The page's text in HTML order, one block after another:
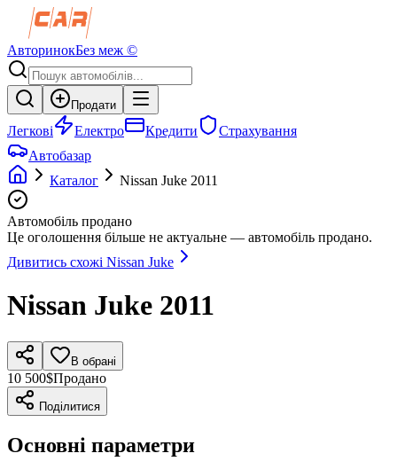
АвторинокБез меж ©
Продати
Легкові Електро Кредити
Страхування
Автобазар
Каталог
Nissan Juke 2011
Автомобіль продано
Це оголошення більше не актуальне — автомобіль продано.
Дивитись схожі Nissan Juke
Nissan Juke 2011
В обрані
10 500$Продано
Поділитися
Основні параметри